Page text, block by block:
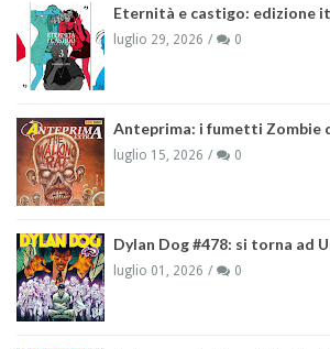
Eternità e castigo: edizione
luglio 29, 2026 0
Anteprima: i fumetti Zombie
luglio 15, 2026 0
Dylan Dog #478: si torna ad
luglio 01, 2026 0